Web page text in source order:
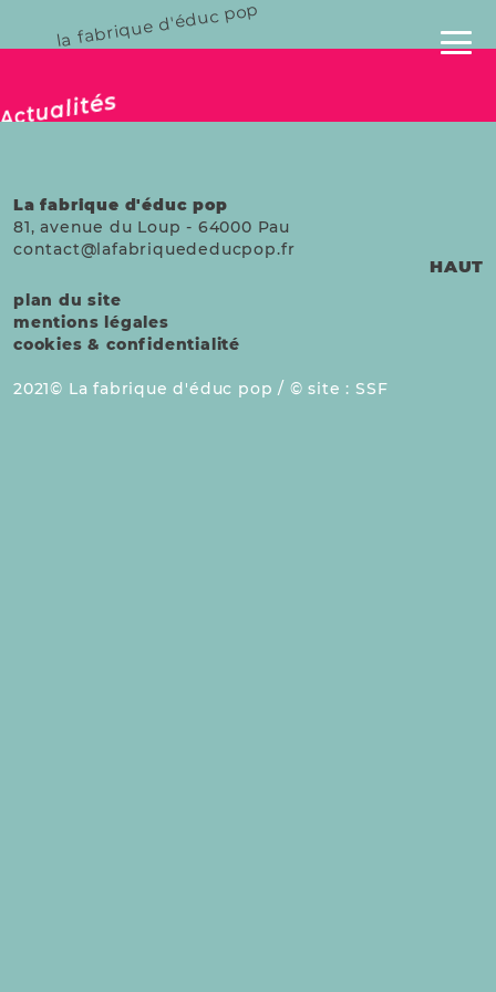
la fabrique d'éduc pop
publié le 26 avril 2025
La fabrique d'éduc pop
81, avenue du Loup - 64000 Pau
contact@lafabriquededucpop.fr
plan du site
mentions légales
cookies & confidentialité
2021 La fabrique d'éduc pop / site :SSF
HAUT